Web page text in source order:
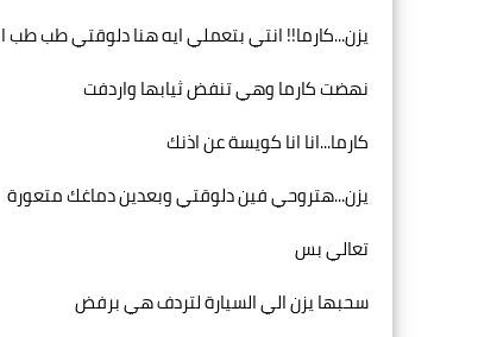
يزن...كارما!! انتي بتعملي ايه هنا دلوقتي طب
نهضت كارما وهي تنفض ثيابها واردفت
كارما...انا انا كويسة عن اذنك
يزن...هتروحي فين دلوقتي وبعدين دماغك متعورة
تعالي بس
سحبها يزن الي السيارة لتردف هي برفض